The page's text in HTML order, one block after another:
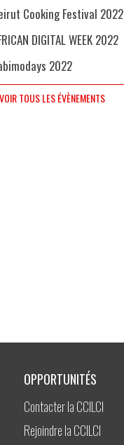
Cooking Festival 2022
DIGITAL WEEK 2022
2022
VOIR TOUS LES ÉVÈNEMENTS
OPPORTUNITÉS
Contacter la CCILCI
Rejoindre la CCILCI